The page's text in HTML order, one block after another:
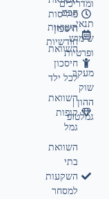
פוליסות
חיסכון
השוואת
חיסכון
לכל ילד
השוואת
קופות
גמל
השוואת
בתי
השקעות
למסחר
ומדריכים
תנאי
שימוש
ופרטיות
מעקב
שוק
ההון |
גמלטופ
חכם
תשואות
חודשיות